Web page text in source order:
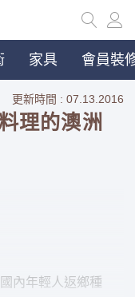
家具 會員裝
更新時間 : 07.13.2016
理的澳洲
內年輕人返鄉種